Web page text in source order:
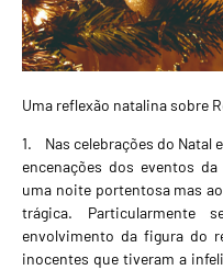
Uma reflexão natalina sobre
1. Nas celebrações do Natal
encenações dos eventos
uma noite portentosa mas
trágica. Particularmente
envolvimento da figura do
inocentes que tiveram a